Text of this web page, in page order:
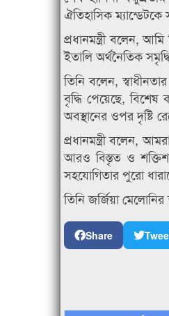
ঐতিহাসিক ম্যান্ডেটকে
প্রধানমন্ত্রী বলেন,
ইতালি অর্থনৈতিক
তিনি বলেন,
বৃদ্ধি পেয়েছে, বিশেষ
অবস্থানের ওপর দৃষ্টি
প্রধানমন্ত্রী বলেন,
আরও বিস্তৃত ও
সহযোগিতার পুরো
তিনি জর্জিয়া
Share